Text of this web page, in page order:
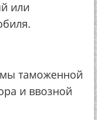
или
таможенной
и ввозной